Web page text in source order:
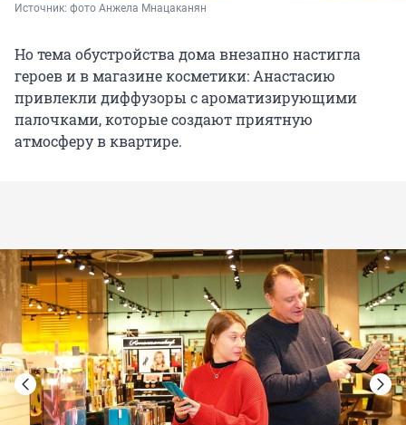
Источник: фото Анжела Мнацаканян
Но тема обустройства дома внезапно настигла
героев и в магазине косметики: Анастасию
привлекли диффузоры с ароматизирующими
палочками, которые создают приятную
атмосферу в квартире.